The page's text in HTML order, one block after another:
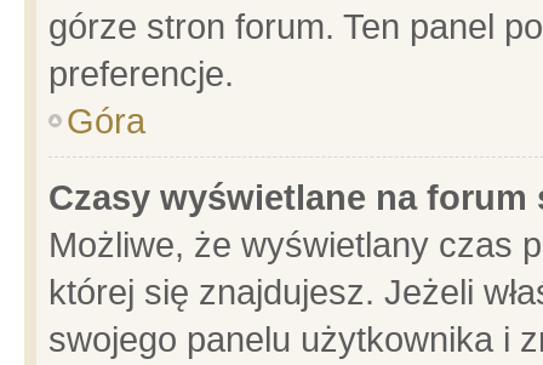
górze stron forum. Ten panel
preferencje.
Góra
Czasy wyświetlane na forum
Możliwe, że wyświetlany czas
której się znajdujesz. Jeżeli
swojego panelu użytkownika i